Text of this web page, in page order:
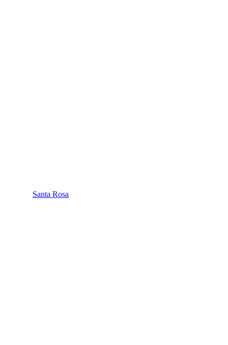
Santa Rosa